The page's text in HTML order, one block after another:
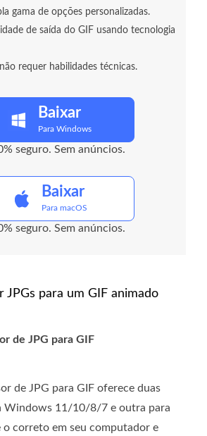
gama de opções personalizadas.
de saída do GIF usando tecnologia
requer habilidades técnicas.
Baixar
Para Windows
seguro. Sem anúncios.
Baixar
Para macOS
seguro. Sem anúncios.
JPGs para um GIF animado
de JPG para GIF
de JPG para GIF oferece duas
Windows 11/10/8/7 e outra para
o correto em seu computador e